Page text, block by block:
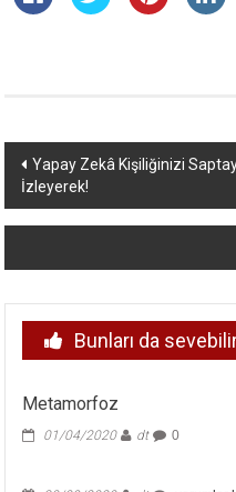
Yazı
dolaşımı
Yapay Zekâ Kişiliğinizi
İzleyerek!
Bunları da
Metamorfoz
01/04/2020 dt 0